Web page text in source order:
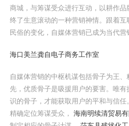
商城，与筹谋受众进行互动，以耕作
终了生意滚动的一种营销神情。跟着
民俗的变化，自媒体营销已成为当代营
海口美兰龚自电子商务工作室
自媒体营销的中枢机谋包括骨子为王
先，优质骨子是吸援用户的要害。唯
识的骨子，才能获取用户的平和与信任
精确定位筹谋受众， 海南明续清贸易